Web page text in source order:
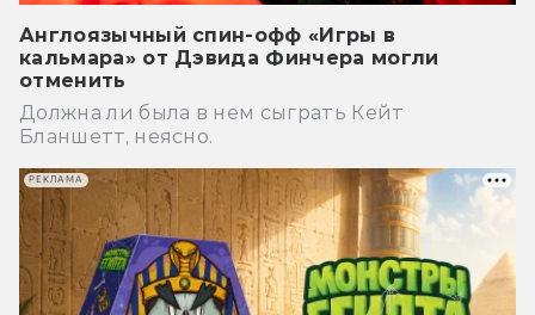
Англоязычный спин-офф «Игры в
кальмара» от Дэвида Финчера могли
отменить
Должна ли была в нем сыграть Кейт
Бланшетт, неясно.
РЕКЛАМА